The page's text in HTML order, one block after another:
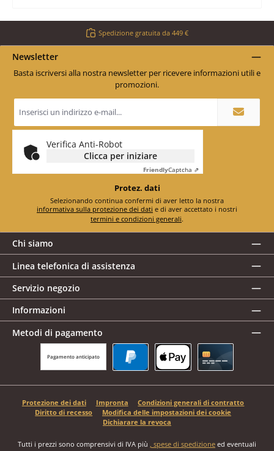
Spedizione gratuita da 449 €
Newsletter
Basta iscriversi alla nostra newsletter per ricevere informazioni utili e
promozioni.
*
Verifica Anti-Robot
Clicca per iniziare
FriendlyCaptcha ⇗
Protez. dati
informativa sulla protezione dei dati
termini e condizioni generali.
Chi siamo
Linea telefonica di assistenza
Servizio negozio
Informazioni
Metodi di pagamento
Pagamento anticipato
Protezione dei dati Impronta
Condizioni generali di contratto
Diritto di recesso
Modifica delle impostazioni dei cookie
Dichiarare la revoca
Tutti i prezzi sono comprensivi di IVA più , spese di spedizione ed eventuali